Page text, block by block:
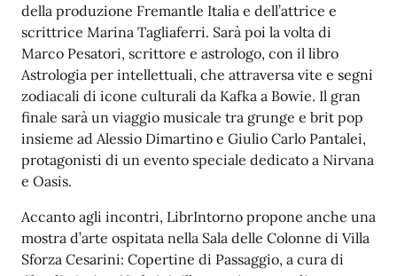
della produzione Fremantle Italia e dell’attrice e
scrittrice Marina Tagliaferri. Sarà poi la volta di
Marco Pesatori, scrittore e astrologo, con il libro
Astrologia per intellettuali, che attraversa vite e segni
zodiacali di icone culturali da Kafka a Bowie. Il gran
finale sarà un viaggio musicale tra grunge e brit pop
insieme ad Alessio Dimartino e Giulio Carlo Pantalei,
protagonisti di un evento speciale dedicato a Nirvana
e Oasis.
Accanto agli incontri, LibrIntorno propone anche una
mostra d’arte ospitata nella Sala delle Colonne di Villa
Sforza Cesarini: Copertine di Passaggio, a cura di